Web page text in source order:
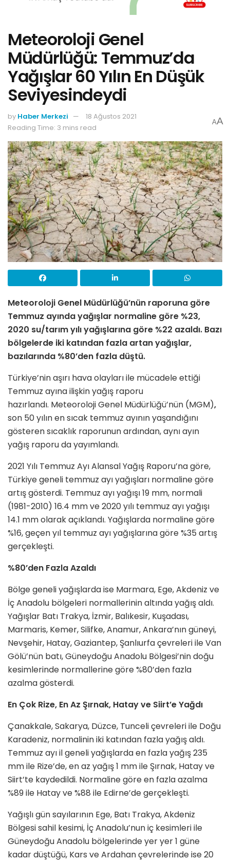
Meteoroloji Genel
Müdürlüğü: Temmuz’da
Yağışlar 60 Yılın En Düşük
Seviyesindeydi
by Haber Merkezi
18 Ağustos 2021
Reading Time: 3 mins read
AA
Meteoroloji Genel Müdürlüğü’nün raporuna göre
Temmuz ayında yağışlar normaline göre %23,
2020 su/tarım yılı yağışlarına göre %22 azaldı. Bazı
bölgelerde iki katından fazla artan yağışlar,
bazılarında %80’den fazla düştü.
Türkiye’nin aşırı hava olayları ile mücadele ettiği
Temmuz ayına ilişkin yağış raporu
hazırlandı. Meteoroloji Genel Müdürlüğü’nün (MGM),
son 50 yılın en sıcak temmuz ayının yaşandığını
gösteren sıcaklık raporunun ardından, aynı ayın
yağış raporu da yayımlandı.
2021 Yılı Temmuz Ayı Alansal Yağış Raporu’na göre,
Türkiye geneli temmuz ayı yağışları normaline göre
artış gösterdi. Temmuz ayı yağışı 19 mm, normali
(1981-2010) 16.4 mm ve 2020 yılı temmuz ayı yağışı
14.1 mm olarak açıklandı. Yağışlarda normaline göre
%16, geçen yıl temmuz ayı yağışlarına göre %35 artış
gerçekleşti.
%80’den Fazla Azaldı
Bölge geneli yağışlarda ise Marmara, Ege, Akdeniz ve
İç Anadolu bölgeleri normallerinin altında yağış aldı.
Yağışlar Batı Trakya, İzmir, Balıkesir, Kuşadası,
Marmaris, Kemer, Silifke, Anamur, Ankara’nın güneyi,
Nevşehir, Hatay, Gaziantep, Şanlıurfa çevreleri ile Van
Gölü’nün batı, Güneydoğu Anadolu Bölgesi’nin doğu
kesimlerinde normallerine göre %80’den fazla
azalma gösterdi.
En Çok Rize, En Az Şırnak, Hatay ve Siirt’e Yağdı
Çanakkale, Sakarya, Düzce, Tunceli çevreleri ile Doğu
Karadeniz, normalinin iki katından fazla yağış aldı.
Temmuz ayı il geneli yağışlarda en fazla yağış 235
mm ile Rize’de, en az yağış 1 mm ile Şırnak, Hatay ve
Siirt’te kaydedildi. Normaline göre en fazla azalma
%89 ile Hatay ve %88 ile Edirne’de gerçekleşti.
Yağışlı gün sayılarının Ege, Batı Trakya, Akdeniz
Bölgesi sahil kesimi, İç Anadolu’nun iç kesimleri ile
Güneydoğu Anadolu bölgelerinde yer yer 1 güne
kadar düştüğü, Kars ve Ardahan çevrelerinde ise 20